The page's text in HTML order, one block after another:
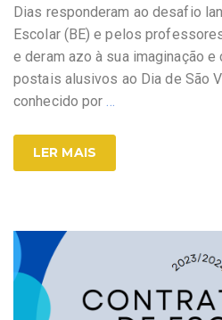
Dias responderam ao desafio
Escolar (BE) e pelos
e deram azo à sua imaginação e
postais alusivos ao Dia de São
conhecido por…
LER MAIS